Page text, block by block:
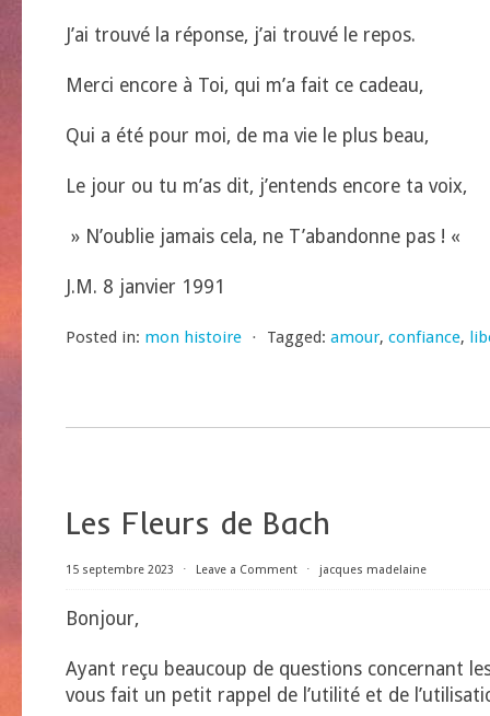
J’ai trouvé la réponse, j’ai trouvé le repos.
Merci encore à Toi, qui m’a fait ce cadeau,
Qui a été pour moi, de ma vie le plus beau,
Le jour ou tu m’as dit, j’entends encore ta voix,
» N’oublie jamais cela, ne T’abandonne pas ! «
J.M. 8 janvier 1991
Posted in: mon histoire ⋅ Tagged: amour, confiance,
Les Fleurs de Bach
15 septembre 2023 ⋅ Leave a Comment ⋅ jacques madelaine
Bonjour,
Ayant reçu beaucoup de questions concernant
vous fait un petit rappel de l’utilité et de